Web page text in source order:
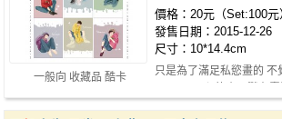
一般向 收藏品 酷卡
價格：20元（Set:100元
發售日期：2015-12-26
尺寸：10*14.4cm
只是為了滿足私慾畫的 不